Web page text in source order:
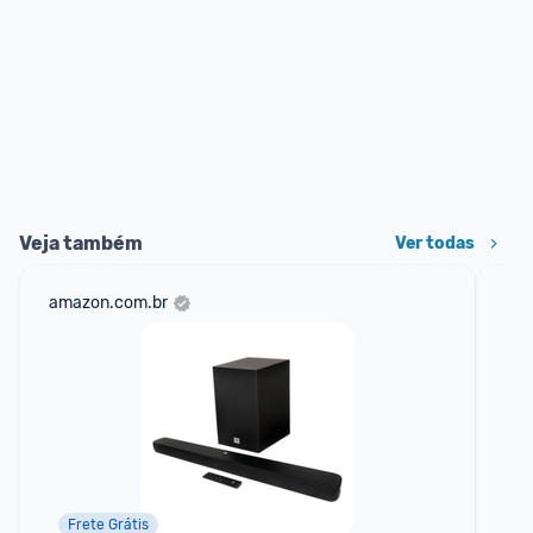
Veja também Ver todas
amazon.com.br
Frete Grátis